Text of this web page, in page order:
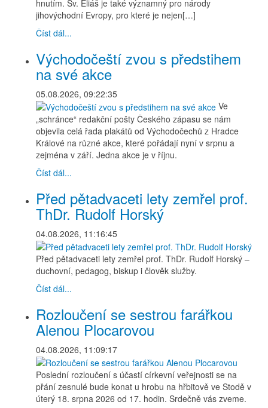
hnutím. Sv. Eliáš je také významný pro národy
jihovýchodní Evropy, pro které je nejen[…]
Číst dál...
Východočeští zvou s předstihem
na své akce
05.08.2026, 09:22:35
Ve
„schránce“ redakční pošty Českého zápasu se nám
objevila celá řada plakátů od Východočechů z Hradce
Králové na různé akce, které pořádají nyní v srpnu a
zejména v září. Jedna akce je v říjnu.
Číst dál...
Před pětadvaceti lety zemřel prof.
ThDr. Rudolf Horský
04.08.2026, 11:16:45
Před pětadvaceti lety zemřel prof. ThDr. Rudolf Horský –
duchovní, pedagog, biskup i člověk služby.
Číst dál...
Rozloučení se sestrou farářkou
Alenou Plocarovou
04.08.2026, 11:09:17
Poslední rozloučení s účastí církevní veřejnosti se na
přání zesnulé bude konat u hrobu na hřbitově ve Stodě v
úterý 18. srpna 2026 od 17. hodin. Srdečně vás zveme.